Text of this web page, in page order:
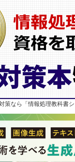
策なら「情報処理教科書シ